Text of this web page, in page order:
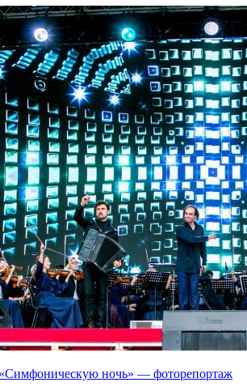
ночь» — фоторепортаж